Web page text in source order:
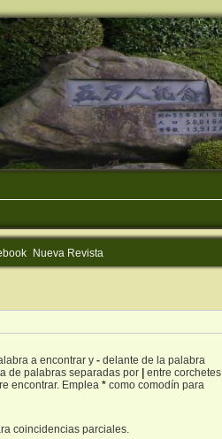
Nueva Revista
a encontrar y -delante de la palabra
de palabras separadas por
entre corchetes
encontrar. Emplea *como comodín para
coincidencias parciales.